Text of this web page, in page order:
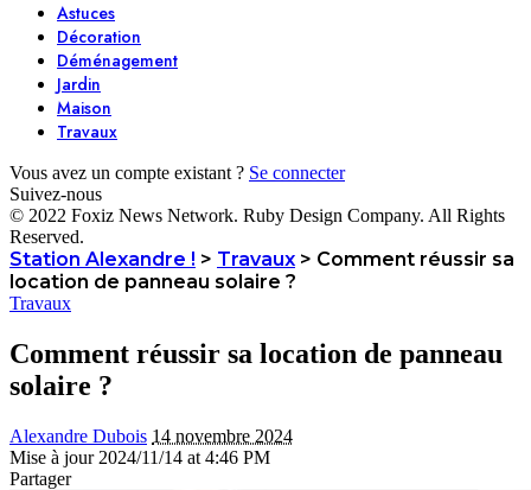
Astuces
Décoration
Déménagement
Jardin
Maison
Travaux
Vous avez un compte existant ? Se connecter
Suivez-nous
© 2022 Foxiz News Network. Ruby Design Company. All Rights
Reserved.
Station Alexandre ! > Travaux > Comment réussir sa
location de panneau solaire ?
Travaux
Comment réussir sa location de panneau
solaire ?
Alexandre Dubois 14 novembre 2024
Mise à jour 2024/11/14 at 4:46 PM
Partager